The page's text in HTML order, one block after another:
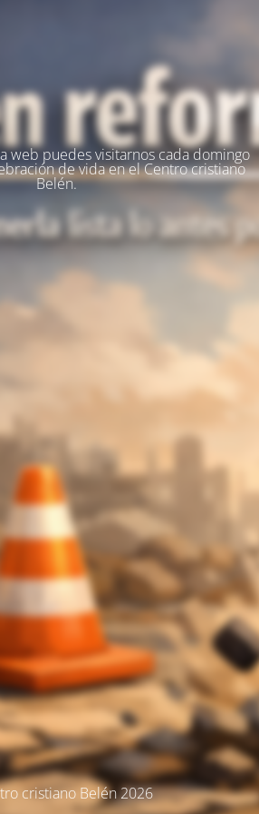
web puedes visitarnos cada domingo
de vida en el Centro cristiano
Belén.
cristiano Belén 2026